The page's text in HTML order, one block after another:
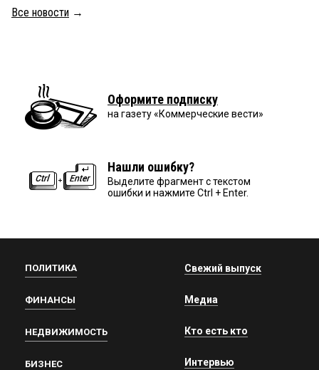
Все новости →
Оформите подписку
на газету «Коммерческие вести»
Нашли ошибку?
Выделите фрагмент с текстом
ошибки и нажмите Ctrl + Enter.
ПОЛИТИКА
ФИНАНСЫ
НЕДВИЖИМОСТЬ
БИЗНЕС
Свежий выпуск
Медиа
Кто есть кто
Интервью